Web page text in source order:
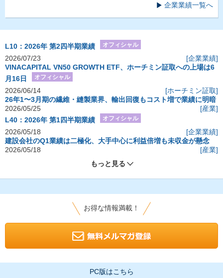
企業業績一覧へ
L10：2026年 第2四半期業績 オフィシャル
2026/07/23
[企業業績]
VINACAPITAL VN50 GROWTH ETF、ホーチミン証取への上場は6
月16日
オフィシャル
2026/06/14
[ホーチミン証取]
26年1〜3月期の繊維・縫製業界、輸出回復もコスト増で業績に明暗
2026/05/25
[産業]
L40：2026年 第1四半期業績
オフィシャル
2026/05/18
[企業業績]
建設会社のQ1業績は二極化、大手中心に利益倍増も未収金が懸念
2026/05/18
[産業]
もっと見る
お得な情報満載！
PC版はこちら